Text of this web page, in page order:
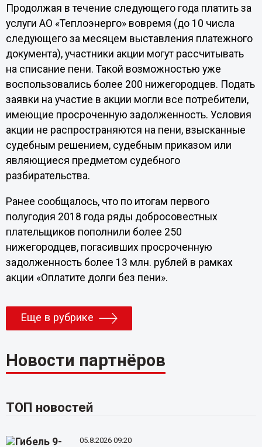
Продолжая в течение следующего года платить за
услуги АО «Теплоэнерго» вовремя (до 10 числа
следующего за месяцем выставления платежного
документа), участники акции могут рассчитывать
на списание пени. Такой возможностью уже
воспользовались более 200 нижегородцев. Подать
заявки на участие в акции могли все потребители,
имеющие просроченную задолженность. Условия
акции не распространяются на пени, взысканные
судебным решением, судебным приказом или
являющиеся предметом судебного
разбирательства.
Ранее сообщалось, что по итогам первого
полугодия 2018 года ряды добросовестных
плательщиков пополнили более 250
нижегородцев, погасивших просроченную
задолженность более 13 млн. рублей в рамках
акции «Оплатите долги без пени».
Еще в рубрике
Новости партнёров
ТОП новостей
05.8.2026 09:20